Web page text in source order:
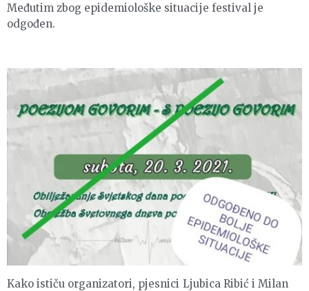
Međutim zbog epidemiološke situacije festival je
odgođen.
Kako ističu organizatori, pjesnici Ljubica Ribić i Milan